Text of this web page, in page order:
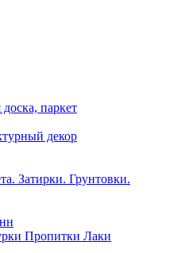
паркет
декор
Затирки. Грунтовки.
Пропитки Лаки